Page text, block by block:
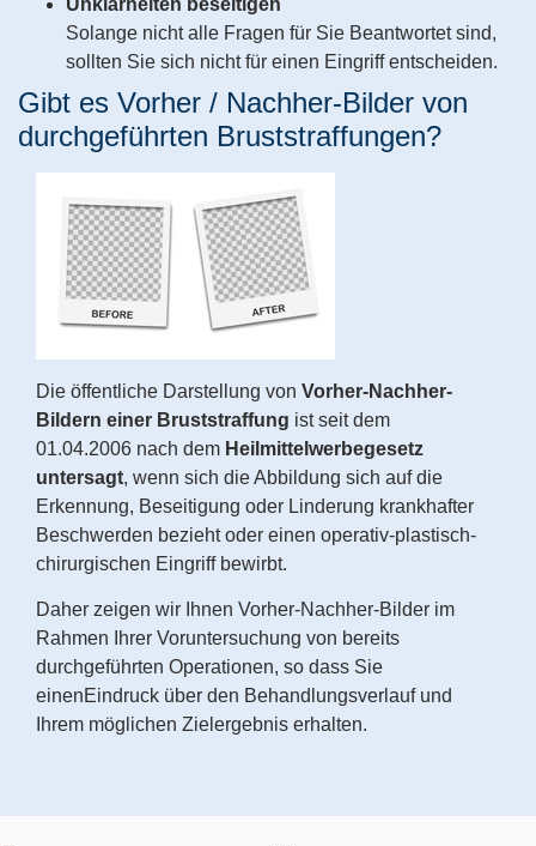
Unklarheiten beseitigen
Solange nicht alle Fragen für Sie Beantwortet sind,
sollten Sie sich nicht für einen Eingriff entscheiden.
Gibt es Vorher / Nachher-Bilder von
durchgeführten Bruststraffungen?
Die öffentliche Darstellung von Vorher-Nachher-
Bildern einer Bruststraffung ist seit dem
01.04.2006 nach dem Heilmittelwerbegesetz
untersagt, wenn sich die Abbildung sich auf die
Erkennung, Beseitigung oder Linderung krankhafter
Beschwerden bezieht oder einen operativ-plastisch-
chirurgischen Eingriff bewirbt.
Daher zeigen wir Ihnen Vorher-Nachher-Bilder im
Rahmen Ihrer Voruntersuchung von bereits
durchgeführten Operationen, so dass Sie
einenEindruck über den Behandlungsverlauf und
Ihrem möglichen Zielergebnis erhalten.